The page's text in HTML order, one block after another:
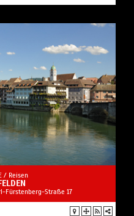
/ Reisen
Fürstenberg-Straße 17